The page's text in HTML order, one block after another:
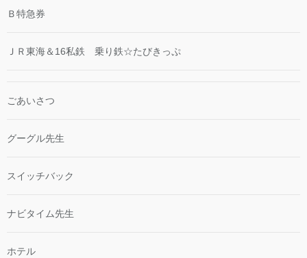
Ｂ特急券
ＪＲ東海＆16私鉄 乗り鉄☆たびきっぷ
ごあいさつ
グーグル先生
スイッチバック
ナビタイム先生
ホテル